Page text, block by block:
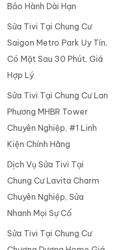
Bảo Hành Dài Hạn
Sửa Tivi Tại Chung Cư
Saigon Metro Park Uy Tín,
Có Mặt Sau 30 Phút, Giá
Hợp Lý
Sửa Tivi Tại Chung Cư Lan
Phương MHBR Tower
Chuyên Nghiệp, #1 Linh
Kiện Chính Hãng
Dịch Vụ Sửa Tivi Tại
Chung Cư Lavita Charm
Chuyên Nghiệp, Sửa
Nhanh Mọi Sự Cố
Sửa Tivi Tại Chung Cư